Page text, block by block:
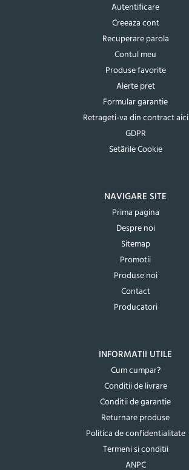
Autentificare
Creeaza cont
Recuperare parola
Contul meu
Produse favorite
Alerte pret
Formular garantie
Retrageti-va din contract aici
GDPR
Setările Cookie
NAVIGARE SITE
Prima pagina
Despre noi
Sitemap
Promotii
Produse noi
Contact
Producatori
INFORMATII UTILE
Cum cumpar?
Conditii de livrare
Conditii de garantie
Returnare produse
Politica de confidentialitate
Termeni si conditii
ANPC